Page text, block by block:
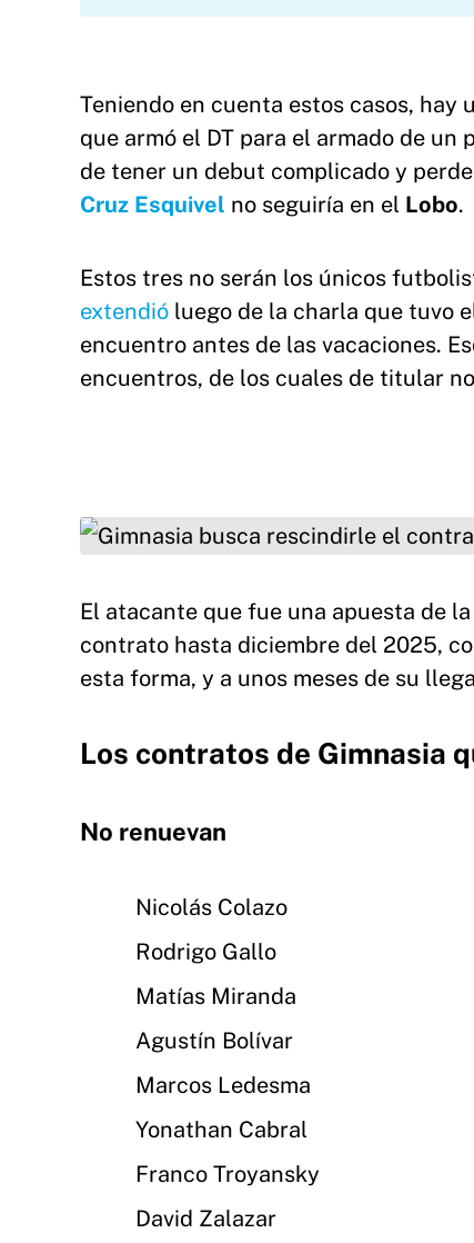
Teniendo en cuenta estos casos,
que armó el DT para el armado de
de tener un debut complicado y
Cruz Esquivel no seguiría en el Lobo.
Estos tres no serán los únicos
extendió luego de la charla que tuvo
encuentro antes de las vacaciones.
encuentros, de los cuales de titular
El atacante que fue una apuesta de
contrato hasta diciembre del 2025,
esta forma, y a unos meses de su
Los contratos de Gimnasia
No renuevan
Nicolás Colazo
Rodrigo Gallo
Matías Miranda
Agustín Bolívar
Marcos Ledesma
Yonathan Cabral
Franco Troyansky
David Zalazar